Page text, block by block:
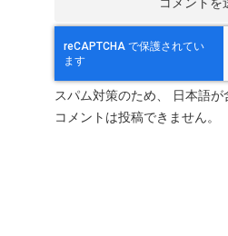
スパム対策のため、 日本語
コメントは投稿できません。